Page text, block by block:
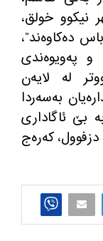
نیکوو خولق،
دەکاوەند”،
پەویوەندی
لە لایەن
بەسەردا
بێ ئاگاداری
دزفوول، کەرەج